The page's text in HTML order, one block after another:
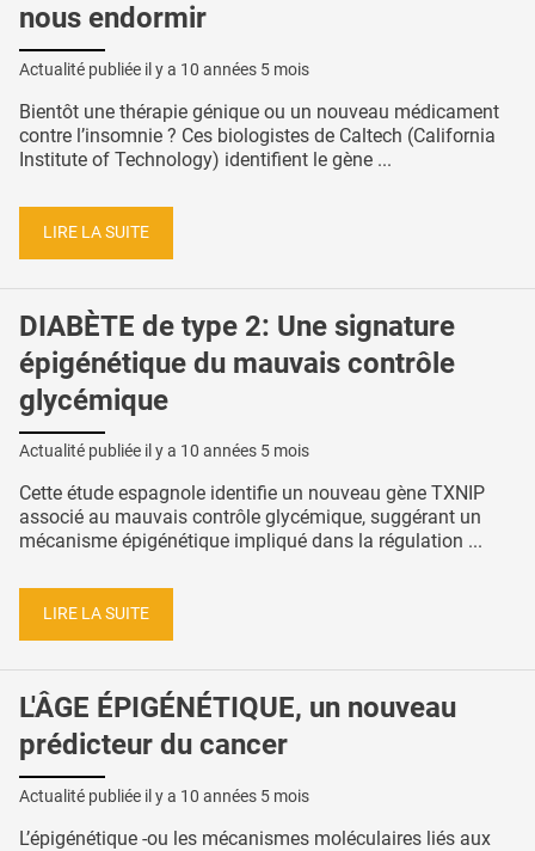
nous endormir
Actualité publiée il y a 10 années 5 mois
Bientôt une thérapie génique ou un nouveau médicament
contre l’insomnie ? Ces biologistes de Caltech (California
Institute of Technology) identifient le gène ...
LIRE LA SUITE
DIABÈTE de type 2: Une signature
épigénétique du mauvais contrôle
glycémique
Actualité publiée il y a 10 années 5 mois
Cette étude espagnole identifie un nouveau gène TXNIP
associé au mauvais contrôle glycémique, suggérant un
mécanisme épigénétique impliqué dans la régulation ...
LIRE LA SUITE
L'ÂGE ÉPIGÉNÉTIQUE, un nouveau
prédicteur du cancer
Actualité publiée il y a 10 années 5 mois
L’épigénétique -ou les mécanismes moléculaires liés aux